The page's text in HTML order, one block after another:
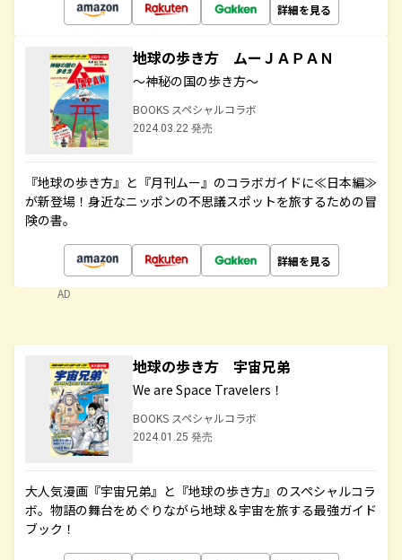
詳細を見る
地球の歩き方 ムーＪＡＰＡＮ
～神秘の国の歩き方～
BOOKS スペシャルコラボ
2024.03.22 発売
『地球の歩き方』と『月刊ムー』のコラボガイドに≪日本編≫
が新登場！身近なニッポンの不思議スポットを旅するための冒
険の書。
詳細を見る
AD
地球の歩き方 宇宙兄弟
We are Space Travelers！
BOOKS スペシャルコラボ
2024.01.25 発売
大人気漫画『宇宙兄弟』と『地球の歩き方』のスペシャルコラ
ボ。物語の舞台をめぐりながら地球＆宇宙を旅する最強ガイド
ブック！